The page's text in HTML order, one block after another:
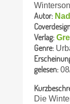
Autor:
Verlag:
Genre:
gelesen:
Die